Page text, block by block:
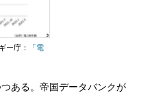
ー庁：
「電
ある。帝国データバンクが